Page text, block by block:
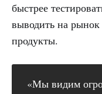
быстрее
выводить на
продукты.
«Мы видим